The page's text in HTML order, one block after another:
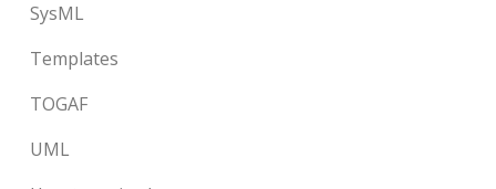
SysML
Templates
TOGAF
UML